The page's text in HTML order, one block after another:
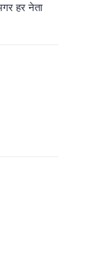
हर नेता